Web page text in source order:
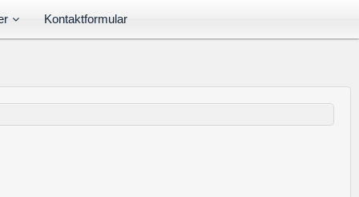
Kontaktformular